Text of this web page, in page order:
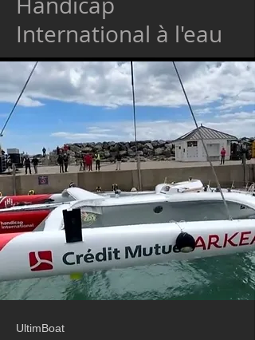
International à l'eau
UltimBoat